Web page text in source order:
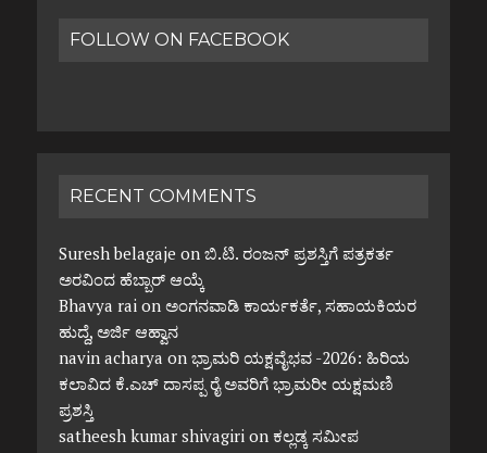
FOLLOW ON FACEBOOK
RECENT COMMENTS
Suresh belagaje on ಬಿ.ಟಿ. ರಂಜನ್ ಪ್ರಶಸ್ತಿಗೆ ಪತ್ರಕರ್ತ
ಅರವಿಂದ ಹೆಬ್ಬಾರ್ ಆಯ್ಕೆ
Bhavya raion ಅಂಗನವಾಡಿ ಕಾರ್ಯಕರ್ತೆ, ಸಹಾಯಕಿಯರ
ಹುದ್ದೆ, ಅರ್ಜಿ ಆಹ್ವಾನ
navin acharya on ಭ್ರಾಮರಿ ಯಕ್ಷವೈಭವ -2026: ಹಿರಿಯ
ಕಲಾವಿದ ಕೆ.ಎಚ್ ದಾಸಪ್ಪ ರೈ ಅವರಿಗೆ ಭ್ರಾಮರೀ ಯಕ್ಷಮಣಿ
ಪ್ರಶಸ್ತಿ
satheesh kumar shivagirion ಕಲ್ಲಡ್ಕ ಸಮೀಪ